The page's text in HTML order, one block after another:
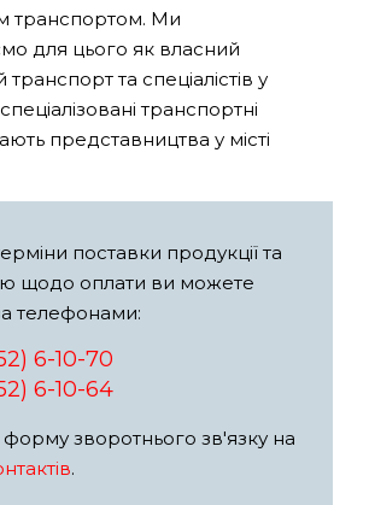
транспортом. Ми
для цього як власний
та спеціалістів у
спеціалізовані транспортні
представництва у місті
поставки продукції та
щодо оплати ви можете
телефонами:
6-10-70
6-10-64
зворотнього зв'язку на
.